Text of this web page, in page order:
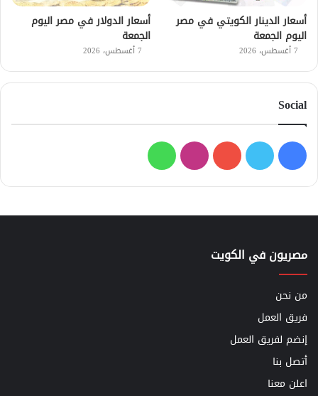
أسعار الدينار الكويتي في مصر
اليوم الجمعة
7 أغسطس، 2026
أسعار الدولار في مصر اليوم
الجمعة
7 أغسطس، 2026
Social
فيسبوك
تويتر يوتيوبانستقرامواتساب
مصريون في الكويت
من نحن
فريق العمل
إنضم لفريق العمل
أتصل بنا
اعلن معنا